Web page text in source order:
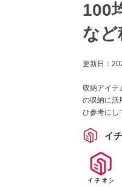
100
など
更新日：
収納アイテ
の収納に活
ひ参考にし
イ